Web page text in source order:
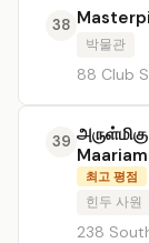
38
박물관
88 Club
39
최고 평점
힌두 사원
238